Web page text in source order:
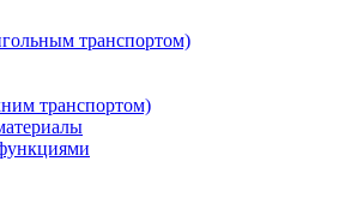
транспортом)
транспортом)